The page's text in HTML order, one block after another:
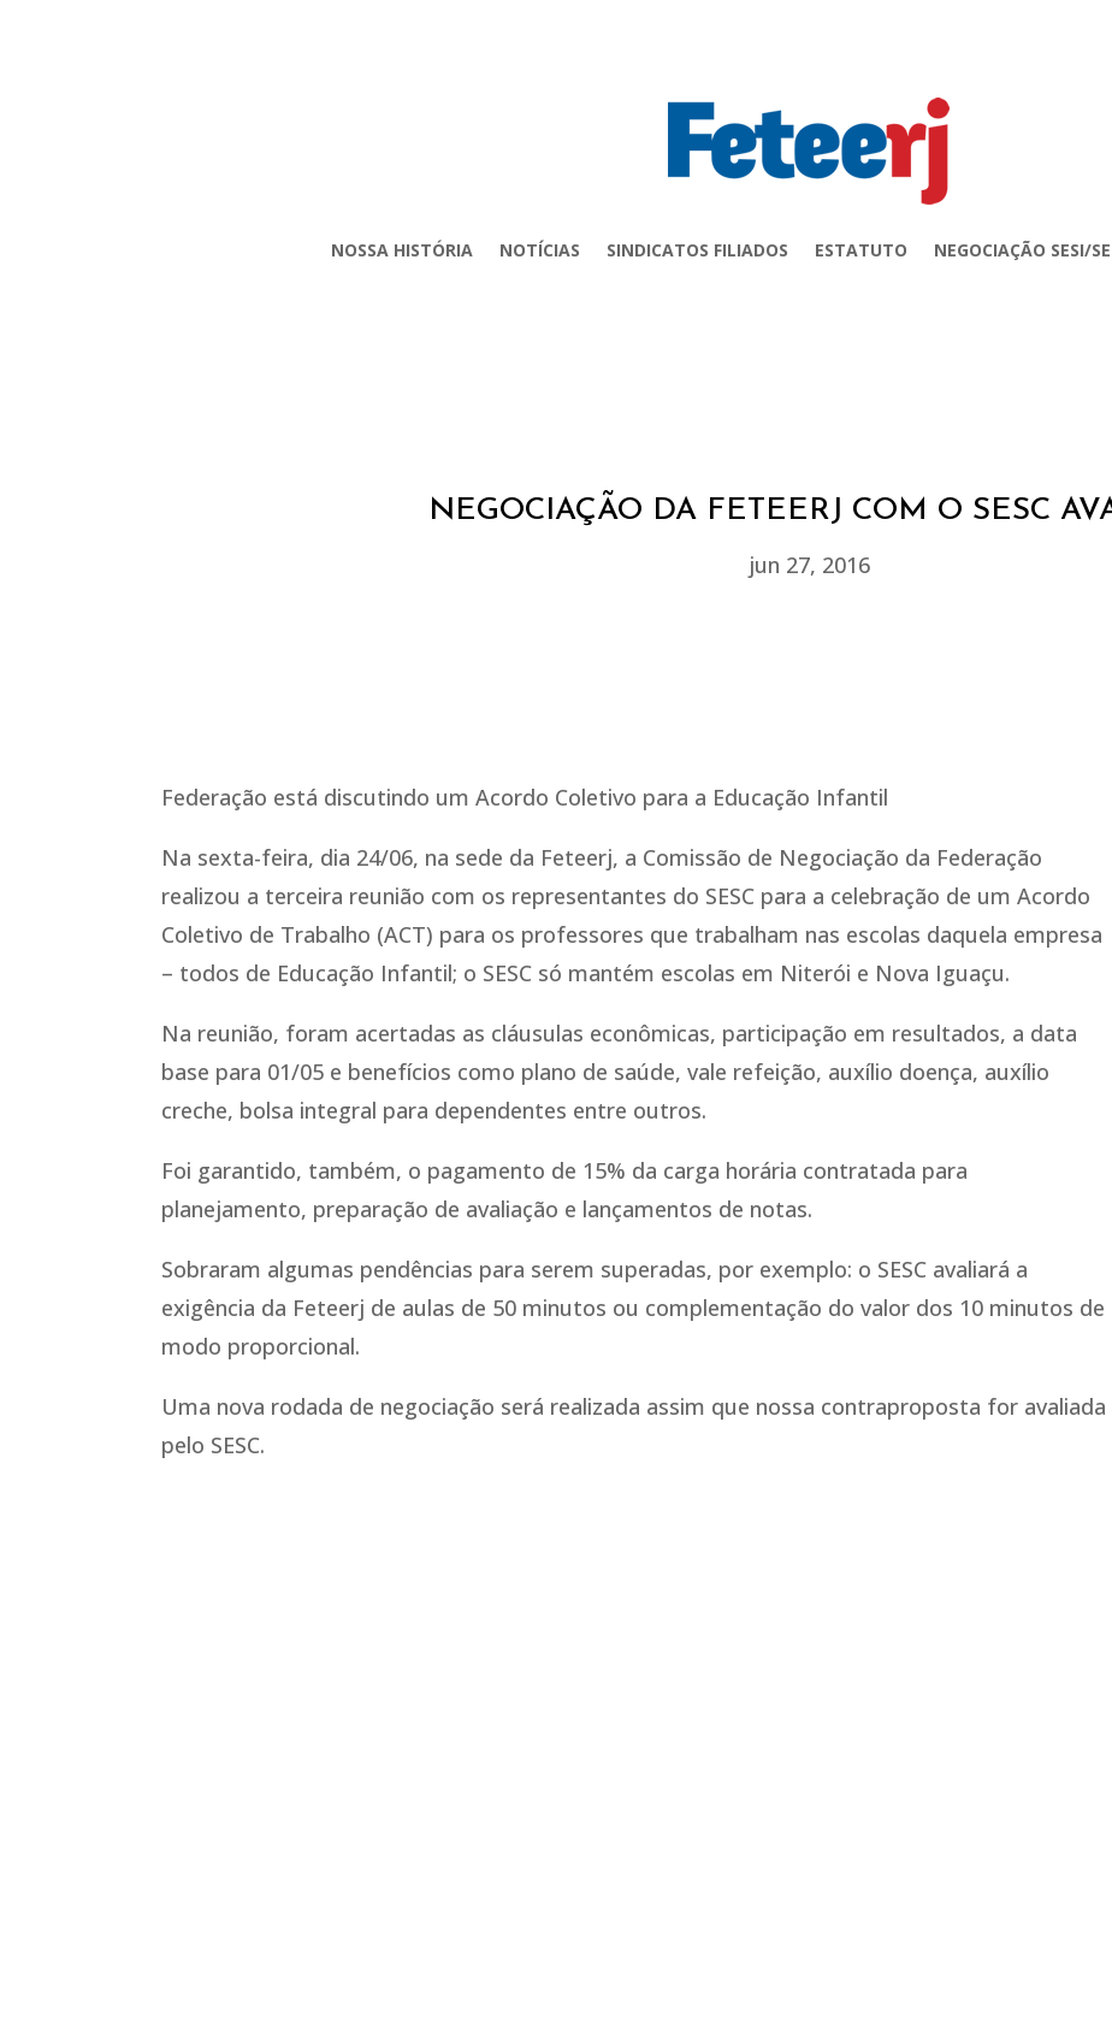
NOSSA HISTÓRIA NOTÍCIAS SINDICATOS FILIADOS ESTATUTO NEGOCIAÇÃO SESI/
NEGOCIAÇÃO DA FETEERJ COM O SESC
jun 27, 2016
Federação está discutindo um Acordo Coletivo para a Educação Infantil
Na sexta-feira, dia 24/06, na sede da Feteerj, a Comissão de Negociação da Federação
realizou a terceira reunião com os representantes do SESC para a celebração de um Acordo
Coletivo de Trabalho (ACT) para os professores que trabalham nas escolas daquela empresa
– todos de Educação Infantil; o SESC só mantém escolas em Niterói e Nova Iguaçu.
Na reunião, foram acertadas as cláusulas econômicas, participação em resultados, a data
base para 01/05 e benefícios como plano de saúde, vale refeição, auxílio doença, auxílio
creche, bolsa integral para dependentes entre outros.
Foi garantido, também, o pagamento de 15% da carga horária contratada para
planejamento, preparação de avaliação e lançamentos de notas.
Sobraram algumas pendências para serem superadas, por exemplo: o SESC avaliará a
exigência da Feteerj de aulas de 50 minutos ou complementação do valor dos 10 minutos de
modo proporcional.
Uma nova rodada de negociação será realizada assim que nossa contraproposta for avaliada
pelo SESC.